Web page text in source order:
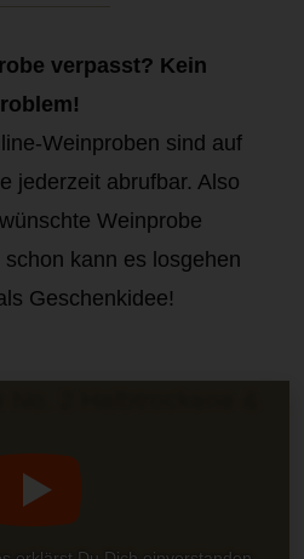
verpasst? Kein
Weinproben sind auf
jederzeit abrufbar. Also
Weinprobe
kann es losgehen
Geschenkidee!